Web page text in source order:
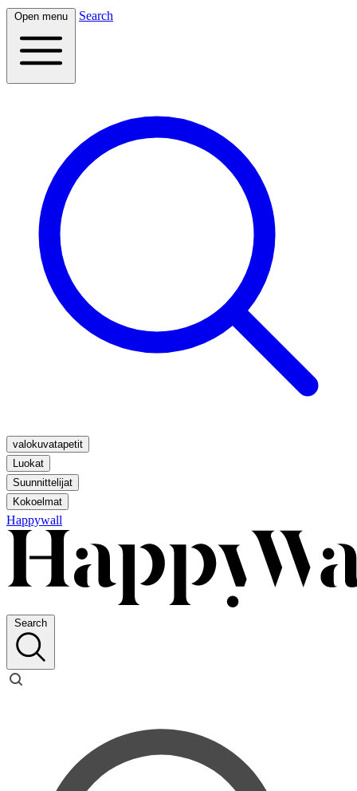
Open menu Search
valokuvatapetit
Luokat
Suunnittelijat
Kokoelmat
Happywall
Search